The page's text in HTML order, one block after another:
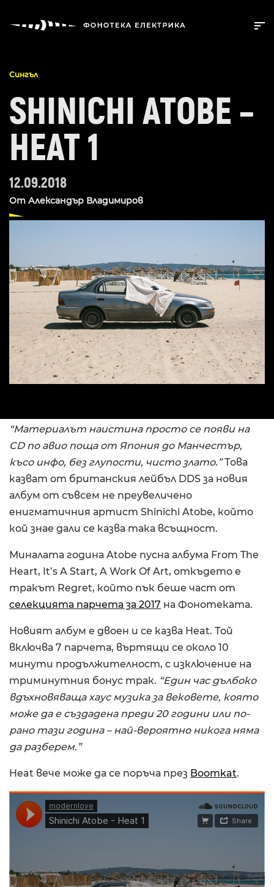
Сингъл
SHINICHI ATOBE –
HEAT 1
12.09.2018
От Александър Владимиров
“Материалът наистина просто се появи на
CD по авио поща от Япония до Манчестър,
късо инфо, без глупости, чисто злато.”Това
казват от британския лейбъл DDS за новия
албум от съвсем не преувеличено
енигматичния артист Shinichi Atobe, който
кой знае дали се казва така всъщност.
Миналата година Atobe пусна албума From The
Heart, It’s A Start, A Work Of Art, откъдето е
тракът Regret, който пък беше част от
селекцията парчета за 2017 на Фонотеката.
Новият албум е двоен и се казва Heat. Той
включва 7 парчета, въртящи се около 10
минути продължителност, с изключение на
триминутния бонус трак. “Един час дълбоко
вдъхновяваща хаус музика за вековете, която
може да е създадена преди 20 години или по-
рано тази година – най-вероятно никога няма
да разберем.”
Heat вече може да се поръча през Boomkat.